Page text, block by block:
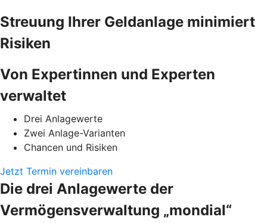
Streuung Ihrer Geldanlage minimiert
Risiken
Von Expertinnen und Experten
verwaltet
Drei Anlagewerte
Zwei Anlage-Varianten
Chancen und Risiken
Jetzt Termin vereinbaren
Die drei Anlagewerte der
Vermögensverwaltung „mondial“